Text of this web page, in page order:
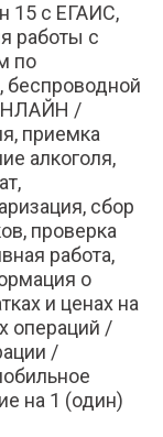
15 с ЕГАИС,
работы с
по
беспроводной
/
приемка
алкоголя,
сбор
проверка
работа,
о
и ценах на
операций /
/
на 1 (один)